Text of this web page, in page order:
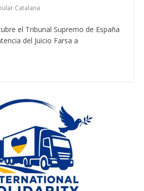
Catalana
el Tribunal Supremo de España
del Juicio Farsa a